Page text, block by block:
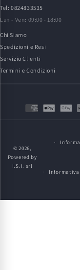
Tel: 0824833535
Lun - Ven: 09:00 - 18:00
Chi Siamo
Spedizioni e Resi
Servizio Clienti
Termini e Condizioni
Metodi
© 2026,
Powered by
I.S.I. srl